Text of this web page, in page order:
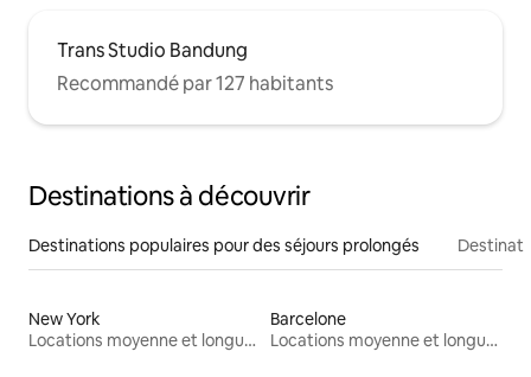
Trans Studio Bandung
Recommandé par 127 habitants
Destinations à découvrir
Destinations populaires pour des séjours prolongés
New York
Locations moyenne et longue durée
Barcelone
Locations moyenne et longue durée